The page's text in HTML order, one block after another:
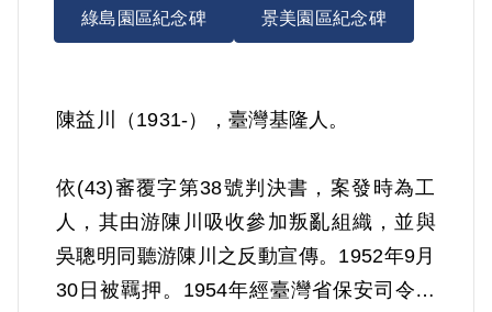
綠島園區紀念碑 景美園區紀念碑
陳益川（1931-），臺灣基隆人。
依(43)審覆字第38號判決書，案發時為工
人，其由游陳川吸收參加叛亂組織，並與
吳聰明同聽游陳川之反動宣傳。1952年9月
30日被羈押。1954年經臺灣省保安司令部